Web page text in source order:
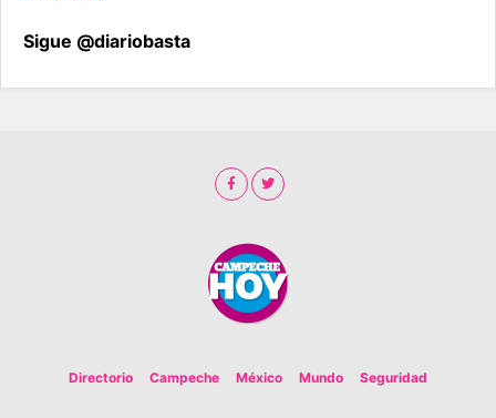
Sigue @diariobasta
Directorio Campeche México Mundo Seguridad